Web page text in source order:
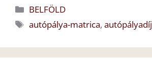
Kategória
BELFÖLD
Címkék
autópálya-matrica,autópályadíj